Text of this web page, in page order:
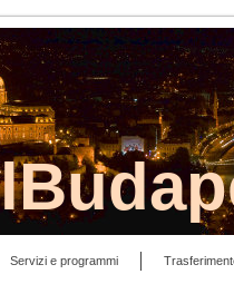
Servizi e programmi